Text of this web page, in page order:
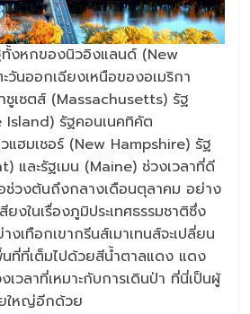
งหกของนิวอิงแลนด์ (New
นออกเฉียงเหนือของอเมริกา
ชูเซตส์ (Massachusetts) รัฐ
Island) รัฐคอนเนคทิคัต
ฮมเชอร์ (New Hampshire) รัฐ
และรัฐเมน (Maine) ช่วงเวลาที่ดี
ช่วงต้นถึงกลางเดือนตุลาคม อย่าง
งในเรื่องภูมิประเทศธรรมชาติซึ่ง
เทือกเขากรีนส์เมาเทนส์จะเปลี่ยน
นที่ที่เต็มไปด้วยสีน้ำตาลแดง แดง
เวลาที่เหมาะกับการเดินป่า ที่นี่เป็นผู้
ยใหญ่อีกด้วย